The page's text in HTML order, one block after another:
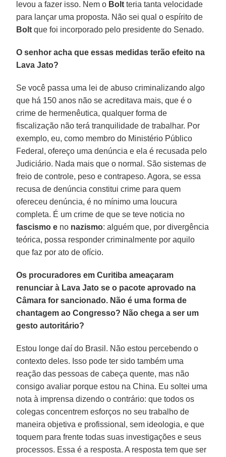
levou a fazer isso. Nem o Bolt teria tanta velocidade
para lançar uma proposta. Não sei qual o espírito de
Bolt que foi incorporado pelo presidente do Senado.
O senhor acha que essas medidas terão efeito na
Lava Jato?
Se você passa uma lei de abuso criminalizando algo
que há 150 anos não se acreditava mais, que é o
crime de hermenêutica, qualquer forma de
fiscalização não terá tranquilidade de trabalhar. Por
exemplo, eu, como membro do Ministério Público
Federal, ofereço uma denúncia e ela é recusada pelo
Judiciário. Nada mais que o normal. São sistemas de
freio de controle, peso e contrapeso. Agora, se essa
recusa de denúncia constitui crime para quem
ofereceu denúncia, é no mínimo uma loucura
completa. É um crime de que se teve noticia no
fascismo e no nazismo: alguém que, por divergência
teórica, possa responder criminalmente por aquilo
que faz por ato de ofício.
Os procuradores em Curitiba ameaçaram
renunciar à Lava Jato se o pacote aprovado na
Câmara for sancionado. Não é uma forma de
chantagem ao Congresso? Não chega a ser um
gesto autoritário?
Estou longe daí do Brasil. Não estou percebendo o
contexto deles. Isso pode ter sido também uma
reação das pessoas de cabeça quente, mas não
consigo avaliar porque estou na China. Eu soltei uma
nota à imprensa dizendo o contrário: que todos os
colegas concentrem esforços no seu trabalho de
maneira objetiva e profissional, sem ideologia, e que
toquem para frente todas suas investigações e seus
processos. Essa é a resposta. A resposta tem que ser